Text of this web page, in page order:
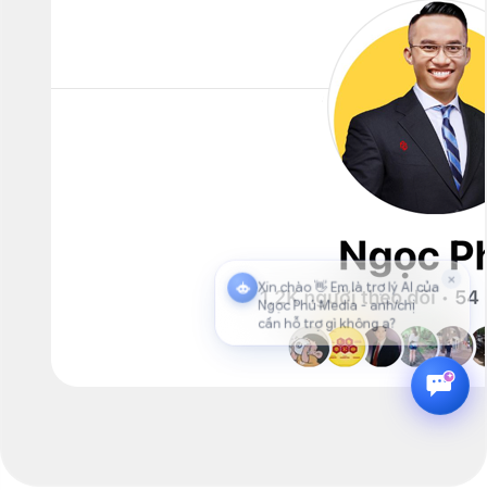
×
Xin chào 👋 Em là trợ lý AI của
Ngọc Phú Media - anh/chị
cần hỗ trợ gì không ạ?